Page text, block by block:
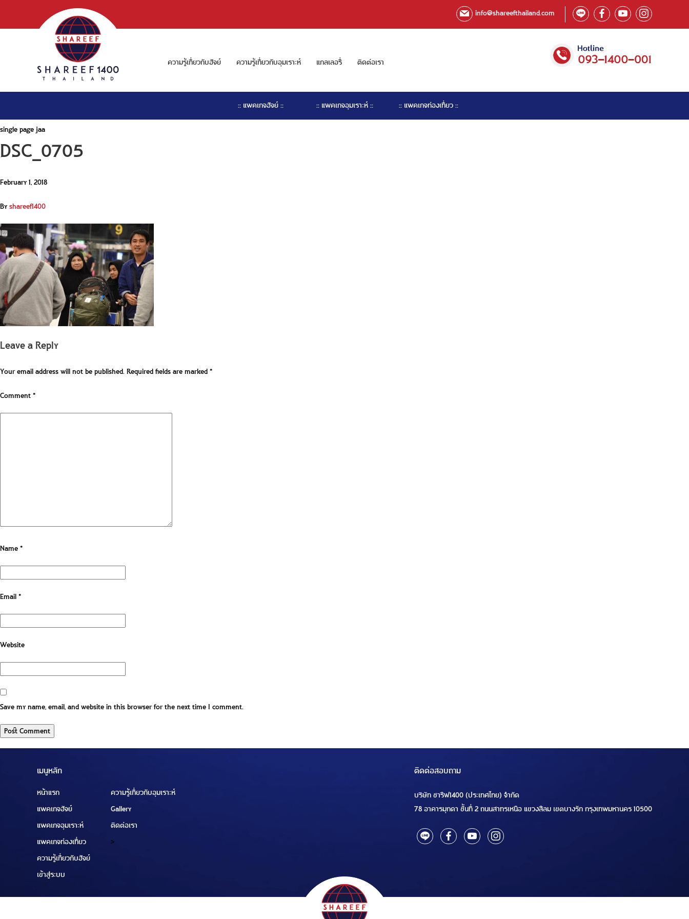
info@shareefthailand.com
ความรู้เกี่ยวกับฮัจย์ ความรู้เกี่ยวกับอุมเราะห์ แกลเลอรี่ ติดต่อเรา
:: แพคเกจฮัจย์ :: :: แพคเกจอุมเราะห์ :: :: แพคเกจท่องเที่ยว ::
single page jaa
DSC_0705
February 1, 2018
Byshareef1400
Leave a Reply
Your email address will not be published.Required fields are marked*
Comment*
Name*
Email*
Website
Save my name, email, and website in this browser for the next time I comment.
เมนูหลัก
หน้าแรก
แพคเกจฮัจย์
แพคเกจอุมเราะห์
แพคเกจท่องเที่ยว
ความรู้เกี่ยวกับฮัจย์
เข้าสู่ระบบ
ความรู้เกี่ยวกับอุมเราะห์
Gallery
ติดต่อเรา
>
ติดต่อสอบถาม
บริษัท ชารีฟ1400 (ประเทศไทย) จำกัด
78 อาคารมุกดา ชั้นที่ 2 ถนนสาทรเหนือ แขวงสีลม เขตบางรัก กรุงเทพมหานคร 10500